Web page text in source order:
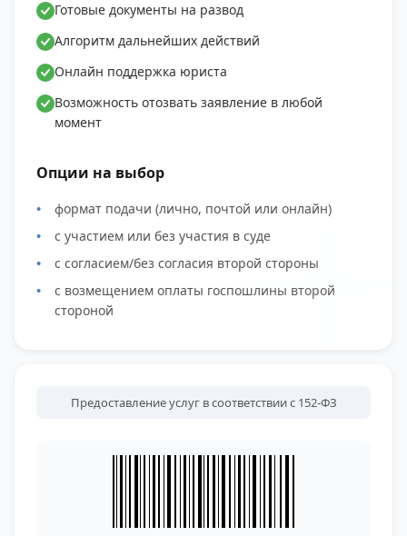
Готовые документы на развод
Алгоритм дальнейших действий
Онлайн поддержка юриста
Возможность отозвать заявление в любой
момент
Опции на выбор
формат подачи (лично, почтой или онлайн)
с участием или без участия в суде
с согласием/без согласия второй стороны
с возмещением оплаты госпошлины второй
стороной
Предоставление услуг в соответствии с 152-ФЗ